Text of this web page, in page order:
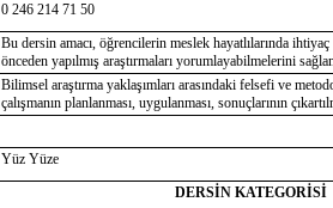
0 246 214 71 50
Bu dersin amacı, öğrencilerin meslek hayatlılarında
önceden yapılmış araştırmaları yorumlayabilmelerini
Bilimsel araştırma yaklaşımları arasındaki felsefi ve
çalışmanın planlanması, uygulanması, sonuçlarının
Yüz Yüze
DERSİN KATEGORİSİ